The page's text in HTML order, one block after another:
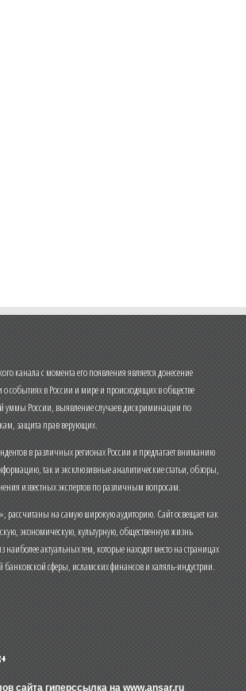
канала с момента его появления является донесение
событиях в России и мире и происходящих в обществе
уммы России, выявление случаев дискриминации по
защита прав верующих.
в различных регионах России и предлагает вниманию
так и эксклюзивные аналитические статьи, обзоры,
известных экспертов по различным вопросам.
на самую широкую аудиторию. Сайт освещает как
экономическую, культурную, общественную жизнь
актуальных тем, которые находят место на страницах
банковской сферы, исламских финансов и халяль-индустрии.
сайта гиперссылка на www.ansar.ru